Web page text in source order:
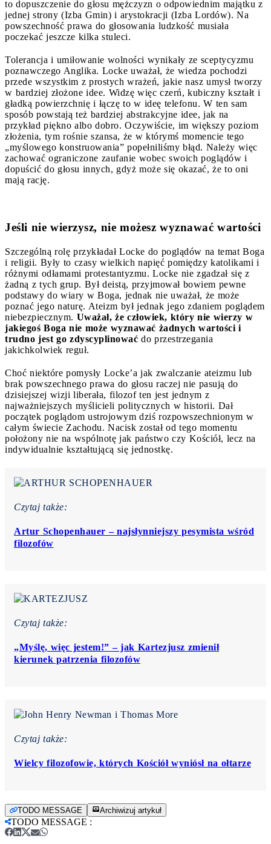
to dopuszczenie do głosu mężczyzn o odpowiednim majątku z
jednej strony (Izba Gmin) i arystokracji (Izba Lordów). Na
powszechność prawa do głosowania ludzkość musiała
poczekać jeszcze kilka stuleci.
Tolerancja i umiłowanie wolności wynikały ze sceptycyzmu
poznawczego Anglika. Locke uważał, że wiedza pochodzi
przede wszystkim z prostych wrażeń, jakie nasz umysł tworzy
w bardziej złożone idee. Widzę więc czerń, kubiczny kształt i
gładką powierzchnię i łączę to w ideę telefonu. W ten sam
sposób powstają też bardziej abstrakcyjne idee, jak na
przykład piękno albo dobro. Oczywiście, im większy poziom
złożenia, tym rośnie szansa, że w którymś momencie tego
„myślowego konstruowania” popełniliśmy błąd. Należy więc
zachować ograniczone zaufanie wobec swoich poglądów i
dopuścić do głosu innych, gdyż może się okazać, że to oni
mają rację.
Jeśli nie wierzysz, nie możesz wyznawać wartości
Szczególną rolę przykładał Locke do poglądów na temat Boga
i religii. Były to czasy wielkich napięć pomiędzy katolikami i
różnymi odłamami protestantyzmu. Locke nie zgadzał się z
żadną z tych grup. Był deistą, przyjmował bowiem pewne
podstawy do wiary w Boga, jednak nie uważał, że może
poznać jego naturę. Ateizm był jednak jego zdaniem poglądem
niebezpiecznym. Uważał, że człowiek, który nie wierzy w
jakiegoś Boga nie może wyznawać żadnych wartości i
trudno jest go zdyscyplinować do przestrzegania
jakichkolwiek reguł.
Choć niektóre pomysły Locke’a jak zwalczanie ateizmu lub
brak powszechnego prawa do głosu raczej nie pasują do
dzisiejszej wizji liberała, filozof ten jest jednym z
najważniejszych myślicieli politycznych w historii. Dał
początek poglądom ustrojowym dziś rozpowszechnionym w
całym świecie Zachodu. Nacisk został od tego momentu
położony nie na wspólnotę jak państwo czy Kościół, lecz na
indywidualnie kształtującą się jednostkę.
Czytaj także:
Artur Schopenhauer – najsłynniejszy pesymista wśród
filozofów
Czytaj także:
„Myślę, więc jestem!” – jak Kartezjusz zmienił
kierunek patrzenia filozofów
Czytaj także:
Wielcy filozofowie, których Kościół wyniósł na ołtarze
TODO MESSAGE Archiwizuj artykuł
TODO MESSAGE :